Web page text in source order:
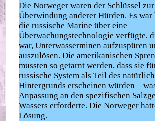
Die Norweger waren der Schlüssel zur
Überwindung anderer Hürden. Es war
die russische Marine über eine
Überwachungstechnologie verfügte,
war, Unterwasserminen aufzuspüren
auszulösen. Die amerikanischen
mussten so getarnt werden, dass sie
russische System als Teil des
Hintergrunds erscheinen würden –
Anpassung an den spezifischen
Wassers erforderte. Die Norweger
Lösung.